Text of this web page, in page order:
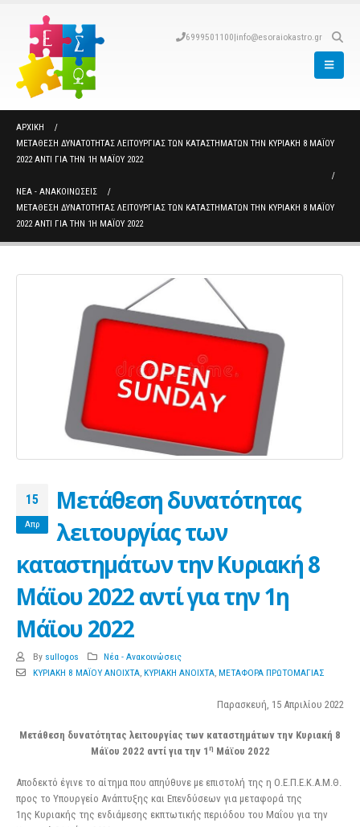
6999501100|info@esoraiokastro.gr
ΑΡΧΙΚΉ
ΜΕΤΆΘΕΣΗ ΔΥΝΑΤΌΤΗΤΑΣ ΛΕΙΤΟΥΡΓΊΑΣ ΤΩΝ ΚΑΤΑΣΤΗΜΆΤΩΝ ΤΗΝ ΚΥΡΙΑΚΉ 8 ΜΆΪΟΥ
2022 ΑΝΤΊ ΓΙΑ ΤΗΝ 1Η ΜΆΪΟΥ 2022
ΝΈΑ - ΑΝΑΚΟΙΝΏΣΕΙΣ
ΜΕΤΆΘΕΣΗ ΔΥΝΑΤΌΤΗΤΑΣ ΛΕΙΤΟΥΡΓΊΑΣ ΤΩΝ ΚΑΤΑΣΤΗΜΆΤΩΝ ΤΗΝ ΚΥΡΙΑΚΉ 8 ΜΆΪΟΥ
2022 ΑΝΤΊ ΓΙΑ ΤΗΝ 1Η ΜΆΪΟΥ 2022
15
Απρ
Μετάθεση δυνατότητας
λειτουργίας των
καταστημάτων την Κυριακή 8
Μάϊου 2022 αντί για την 1η
Μάϊου 2022
By sullogos
Νέα - Ανακοινώσεις
ΚΥΡΙΑΚΗ 8 ΜΑΪΟΥ ΑΝΟΙΧΤΑ, ΚΥΡΙΑΚΗ ΑΝΟΙΧΤΑ, ΜΕΤΑΦΟΡΑ ΠΡΩΤΟΜΑΓΙΑΣ
Παρασκευή, 15 Απριλίου 2022
Μετάθεση δυνατότητας λειτουργίας των καταστημάτων την Κυριακή 8
Μάϊου 2022 αντί για την 1η Μάϊου 2022
Αποδεκτό έγινε το αίτημα που απηύθυνε με επιστολή της η Ο.Ε.Π.Ε.Κ.Α.Μ.Θ.
προς το Υπουργείο Ανάπτυξης και Επενδύσεων για μεταφορά της
1ης Κυριακής της ενδιάμεσης εκπτωτικής περιόδου του Μαΐου για την